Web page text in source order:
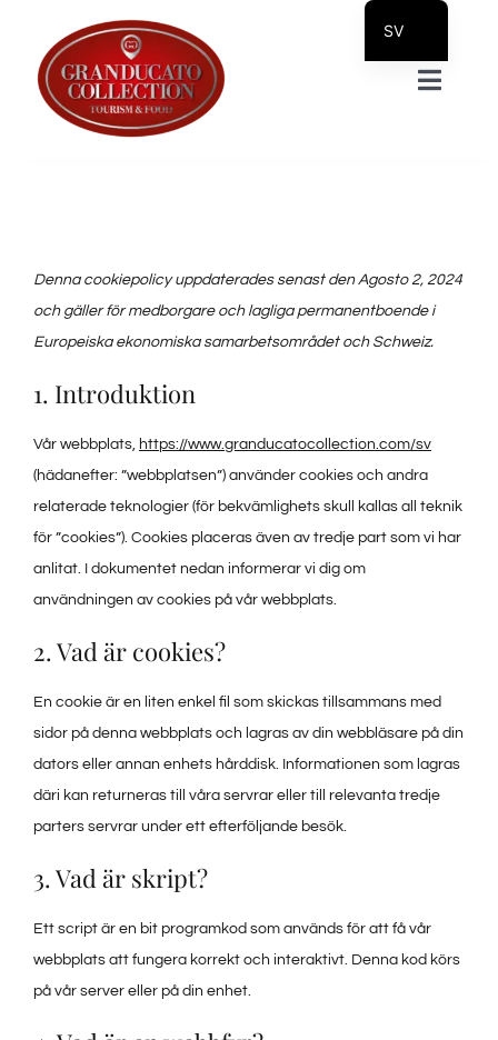
content
Toggle
Prodotti Servizi
Handla
Provsmakningar
Vinprovning
Amazon
Denna cookiepolicy uppdaterades senast den Agosto 2, 2024
och gäller för medborgare och lagliga permanentboende i
Europeiska ekonomiska samarbetsområdet och Schweiz.
1. Introduktion
Vår webbplats, https://www.granducatocollection.com/sv
(hädanefter: ”webbplatsen”) använder cookies och andra
relaterade teknologier (för bekvämlighets skull kallas all teknik
för ”cookies”). Cookies placeras även av tredje part som vi har
anlitat. I dokumentet nedan informerar vi dig om
användningen av cookies på vår webbplats.
2. Vad är cookies?
En cookie är en liten enkel fil som skickas tillsammans med
sidor på denna webbplats och lagras av din webbläsare på din
dators eller annan enhets hårddisk. Informationen som lagras
däri kan returneras till våra servrar eller till relevanta tredje
parters servrar under ett efterföljande besök.
3. Vad är skript?
Ett script är en bit programkod som används för att få vår
webbplats att fungera korrekt och interaktivt. Denna kod körs
på vår server eller på din enhet.
SV
IT_IT